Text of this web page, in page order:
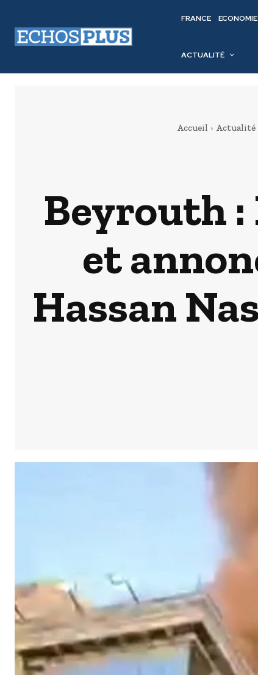
FRANCE ECONOMIE
ACTUALITÉ
Accueil Actualité
Beyrouth
et
Hassan